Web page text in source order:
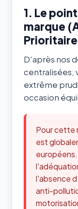
1. Le
marque
D'après nos
centralisées,
extrême
occasion
Pour cette
est
l'absence
anti-